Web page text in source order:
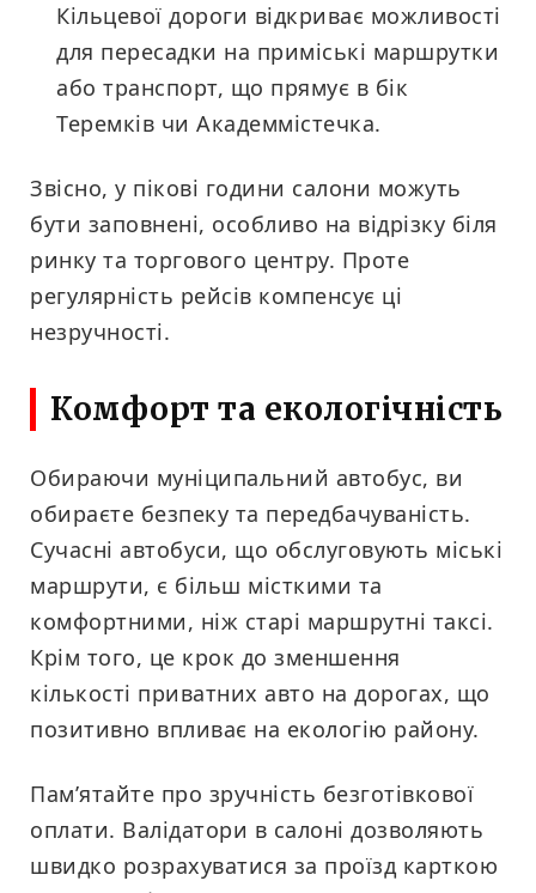
Кільцевої дороги відкриває можливості
для пересадки на приміські маршрутки
або транспорт, що прямує в бік
Теремків чи Академмістечка.
Звісно, у пікові години салони можуть
бути заповнені, особливо на відрізку біля
ринку та торгового центру. Проте
регулярність рейсів компенсує ці
незручності.
Комфорт та екологічність
Обираючи муніципальний автобус, ви
обираєте безпеку та передбачуваність.
Сучасні автобуси, що обслуговують міські
маршрути, є більш місткими та
комфортними, ніж старі маршрутні таксі.
Крім того, це крок до зменшення
кількості приватних авто на дорогах, що
позитивно впливає на екологію району.
Пам’ятайте про зручність безготівкової
оплати. Валідатори в салоні дозволяють
швидко розрахуватися за проїзд карткою